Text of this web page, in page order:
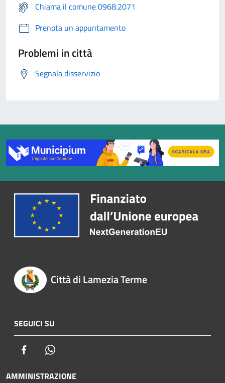
Chiama il comune 0968.2071
Prenota un appuntamento
Problemi in città
Segnala disservizio
Città di Lamezia Terme
SEGUICI SU
Facebook
AMMINISTRAZIONE